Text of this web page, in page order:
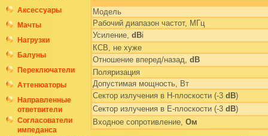
Аксессуары
Мачты
Нагрузки
Балуны
Переключатели
Аттенюаторы
Направленные
ответвители
Согласователи
импеданса
Модель
Рабочий диапазон частот, МГц
Усиление, dBi
КСВ, не хуже
Отношение вперед/назад, dB
Поляризация
Допустимая мощность, Вт
Сектор излучения в H-плоскости (-3 dB)
Сектор излучения в E-плоскости (-3 dB)
Входное сопротивление, Ом